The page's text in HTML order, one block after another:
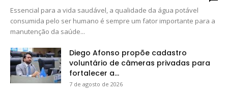
Essencial para a vida saudável, a qualidade da água potável
consumida pelo ser humano é sempre um fator importante para a
manutenção da saúde...
Diego Afonso propõe cadastro
voluntário de câmeras privadas para
fortalecer a...
7 de agosto de 2026